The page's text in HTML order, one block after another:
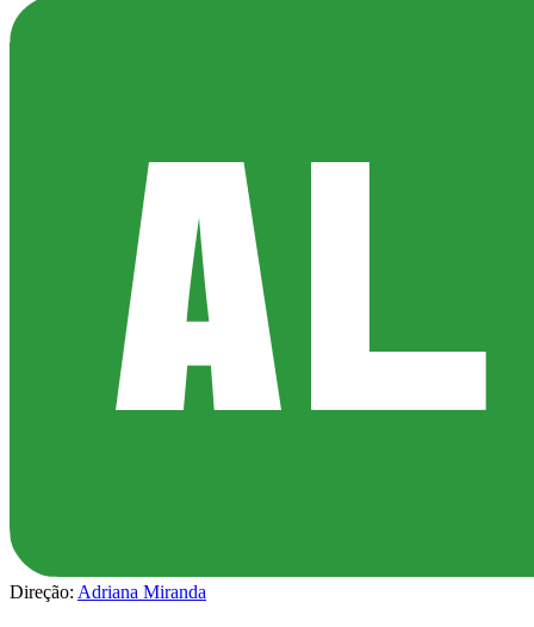
Direção: Adriana Miranda